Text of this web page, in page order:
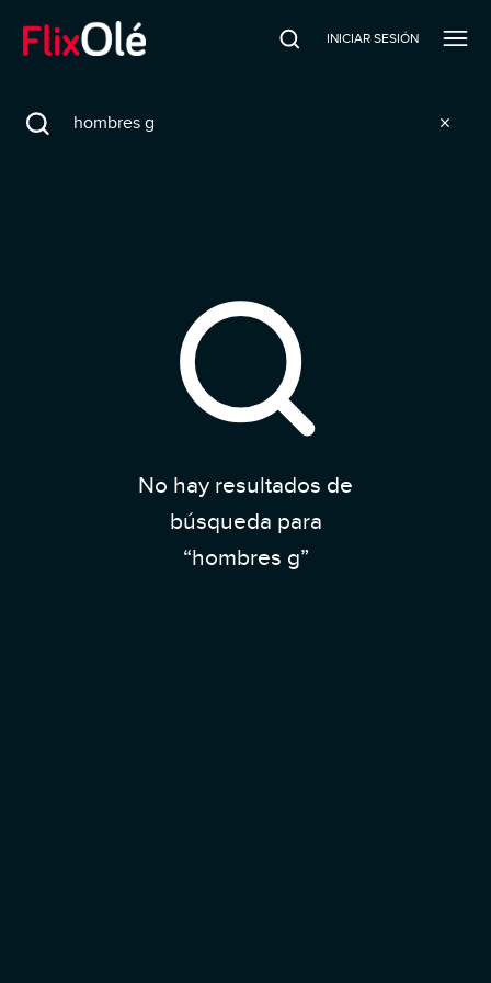
INICIAR SESIÓN
Search
No hay resultados de
búsqueda para
“hombres g”